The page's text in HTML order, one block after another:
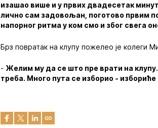
изашао више и у првих двадесетак
лично сам задовољан, поготово првим
напорног ритма у ком смо и због свега
Брз повратак на клупу пожелео је колеги
- Желим му да се што пре врати на
треба. Много пута се изборио - избориће